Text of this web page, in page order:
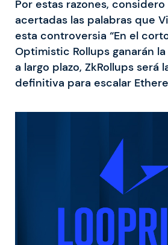
Por estas razones, considero
acertadas las palabras que
esta controversia “En el
Optimistic Rollups ganarán
a largo plazo, ZkRollups será
definitiva para escalar